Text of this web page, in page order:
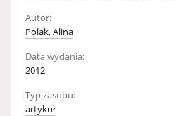
Autor:
Polak, Alina
Data wydania:
2012
Typ zasobu:
artykuł